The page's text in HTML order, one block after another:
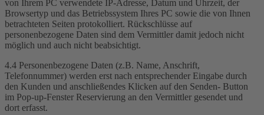
von Ihrem PC verwendete IP-Adresse, Datum und Uhrzeit, der
Browsertyp und das Betriebssystem Ihres PC sowie die von Ihnen
betrachteten Seiten protokolliert. Rückschlüsse auf
personenbezogene Daten sind dem Vermittler damit jedoch nicht
möglich und auch nicht beabsichtigt.
4.4 Personenbezogene Daten (z.B. Name, Anschrift,
Telefonnummer) werden erst nach entsprechender Eingabe durch
den Kunden und anschließendes Klicken auf den Senden- Button
im Pop-up-Fenster Reservierung an den Vermittler gesendet und
dort erfasst.